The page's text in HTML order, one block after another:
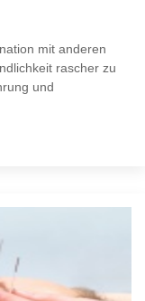
mit anderen
rascher zu
und